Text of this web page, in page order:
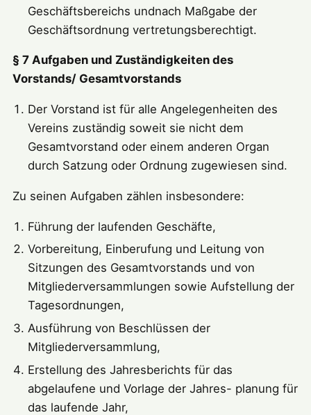
Geschäftsbereichs undnach Maßgabe der
Geschäftsordnung vertretungsberechtigt.
§ 7 Aufgaben und Zuständigkeiten des
Vorstands/ Gesamtvorstands
Der Vorstand ist für alle Angelegenheiten des
Vereins zuständig soweit sie nicht dem
Gesamtvorstand oder einem anderen Organ
durch Satzung oder Ordnung zugewiesen sind.
Zu seinen Aufgaben zählen insbesondere:
Führung der laufenden Geschäfte,
Vorbereitung, Einberufung und Leitung von
Sitzungen des Gesamtvorstands und von
Mitgliederversammlungen sowie Aufstellung der
Tagesordnungen,
Ausführung von Beschlüssen der
Mitgliederversammlung,
Erstellung des Jahresberichts für das
abgelaufene und Vorlage der Jahres- planung für
das laufende Jahr,